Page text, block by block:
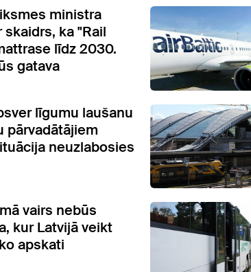
ministra
ka "Rail
līdz 2030.
gatava
līgumu laušanu
pārvadātājiem
neuzlabosies
vairs nebūs
kur Latvijā veikt
apskati